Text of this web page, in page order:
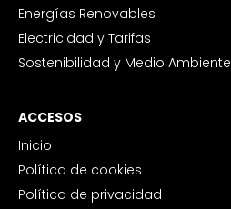
Energías Renovables
Electricidad y Tarifas
Sostenibilidad y Medio Ambiente
ACCESOS
Inicio
Política de cookies
Política de privacidad